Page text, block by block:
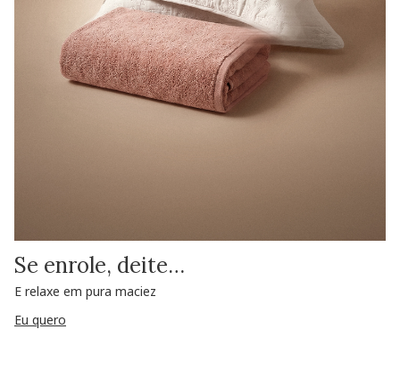
Se enrole, deite…
E relaxe em pura maciez
Eu quero